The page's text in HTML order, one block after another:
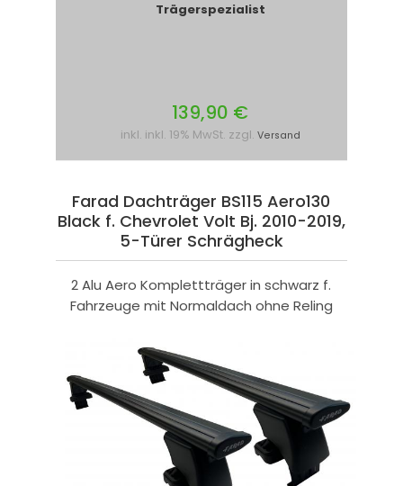
Trägerspezialist
139,90 €
inkl. inkl. 19% MwSt. zzgl. Versand
Farad Dachträger BS115 Aero130
Black f. Chevrolet Volt Bj. 2010-2019,
5-Türer Schrägheck
2 Alu Aero Komplettträger in schwarz f.
Fahrzeuge mit Normaldach ohne Reling